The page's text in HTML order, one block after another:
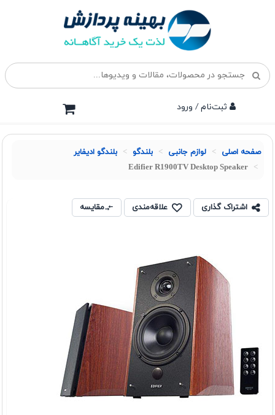
ثبت‌نام / ورود
صفحه اصلی لوازم جانبی بلندگو بلندگو ادیفایر
Edifier R1900TV Desktop Speaker
اشتراک گذاری علاقه‌مندی مقایسه